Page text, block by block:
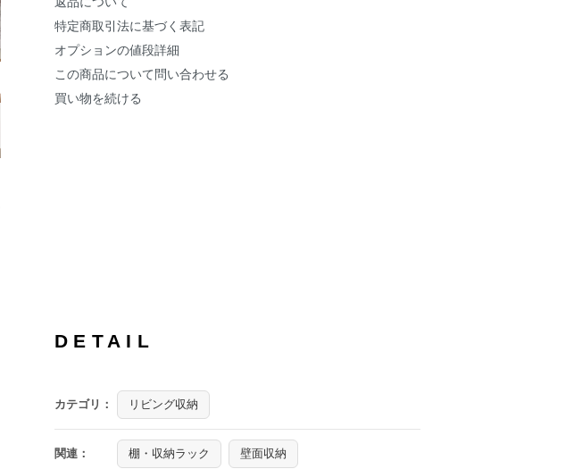
特定商取引法に基づく表記
オプションの値段詳細
この商品について問い合わせる
買い物を続ける
DETAIL
カテゴリ： リビング収納
関連： 棚・収納ラック 壁面収納